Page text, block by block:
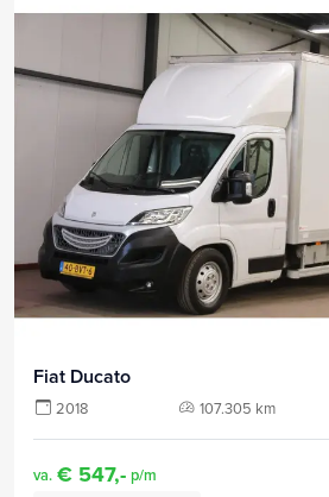
Fiat Ducato
2018 107.305 km
va. € 547,- p/m